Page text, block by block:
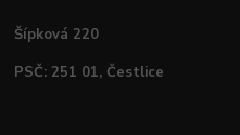
Šípková 220
PSČ: 251 01, Čestlice